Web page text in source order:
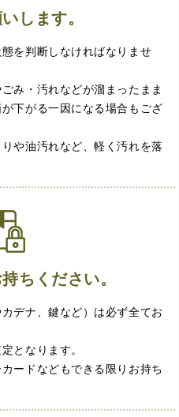
ら非常に分かり易く、安心
よりも高額だったので助か
鑑定士さんがいて的確にア
で行ってくれます。 親切に
ます! お店の雰囲気もやらし
に会いたいです。
します。
を判断しなければなりませ
み・汚れなどが溜まったまま
下がる一因になる場合もござ
や油汚れなど、軽く汚れを落
ちください。
デナ、鍵など）は必ず全てお
となります。
ードなどもできる限りお持ち